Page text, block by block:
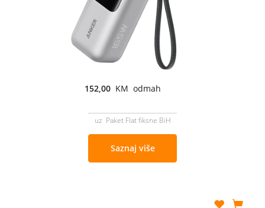
152,00 KM odmah
uz Paket Flat fiksne BiH
Saznaj više